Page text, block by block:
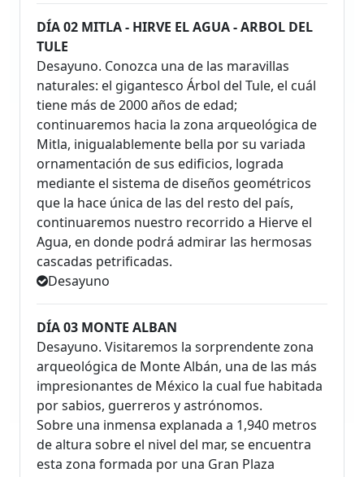
DÍA 02 MITLA - HIRVE EL AGUA - ARBOL DEL
TULE
Desayuno. Conozca una de las maravillas
naturales: el gigantesco Árbol del Tule, el cuál
tiene más de 2000 años de edad;
continuaremos hacia la zona arqueológica de
Mitla, inigualablemente bella por su variada
ornamentación de sus edificios, lograda
mediante el sistema de diseños geométricos
que la hace única de las del resto del país,
continuaremos nuestro recorrido a Hierve el
Agua, en donde podrá admirar las hermosas
cascadas petrificadas.
Desayuno
DÍA 03 MONTE ALBAN
Desayuno. Visitaremos la sorprendente zona
arqueológica de Monte Albán, una de las más
impresionantes de México la cual fue habitada
por sabios, guerreros y astrónomos.
Sobre una inmensa explanada a 1,940 metros
de altura sobre el nivel del mar, se encuentra
esta zona formada por una Gran Plaza